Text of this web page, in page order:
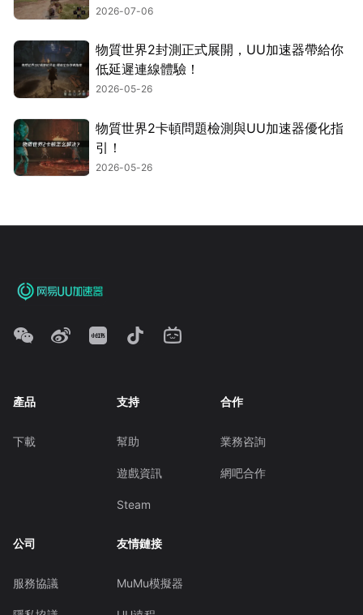
2026-07-06
物質世界2封測正式展開，UU加速器帶給你
低延遲連線體驗！
2026-05-26
物質世界2卡頓問題檢測與UU加速器優化指
引！
2026-05-26
產品
下載
支持
幫助
遊戲資訊
Steam
合作
業務咨詢
網吧合作
公司
服務協議
友情鏈接
MuMu模擬器